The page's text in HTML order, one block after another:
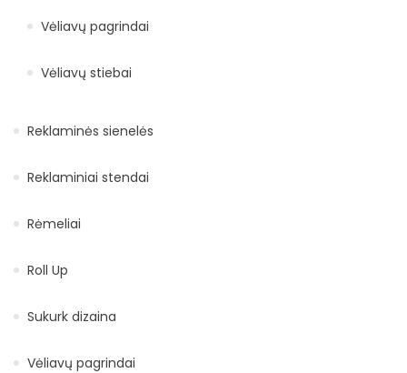
Vėliavų pagrindai
Vėliavų stiebai
Reklaminės sienelės
Reklaminiai stendai
Rėmeliai
Roll Up
Sukurk dizaina
Vėliavų pagrindai